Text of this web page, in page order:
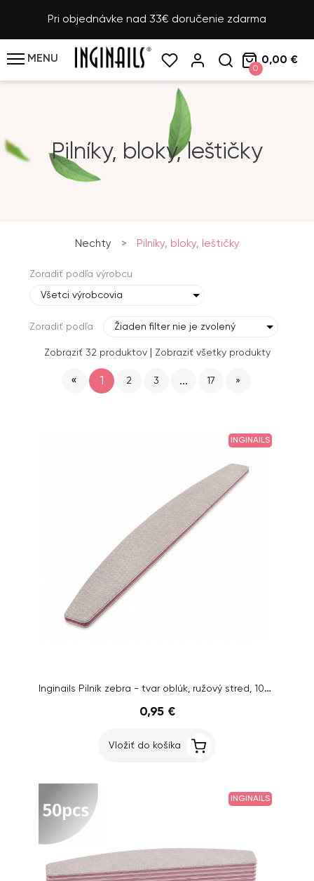
Pri objednávke nad 33€ doručenie zdarma
MENU
0
0,00 €
Pilníky, bloky, leštičky
Nechty > Pilníky, bloky, leštičky
Zoradiť podľa výrobcu
Všetci výrobcovia
Zoradiť podľa Žiaden filter nie je zvolený
Zobraziť 32 produktov| Zobraziť všetky produkty
« 1 2 3 ... 17 »
INGINAILS
Inginails Pilník zebra - tvar oblúk, ružový stred, 100/150
0,95 €
Vložiť do košíka
INGINAILS